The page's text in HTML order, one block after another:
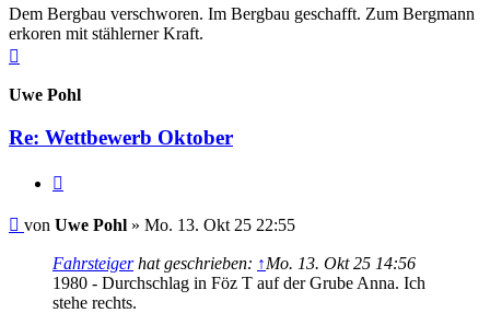
Dem Bergbau verschworen. Im Bergbau geschafft. Zum Bergmann
erkoren mit stählerner Kraft.
Uwe Pohl
Re: Wettbewerb Oktober
Beitrag
von Uwe Pohl » Mo. 13. Okt 25 22:55
Fahrsteigerhat geschrieben: ↑Mo. 13. Okt 25 14:56
1980 - Durchschlag in Föz T auf der Grube Anna. Ich
stehe rechts.